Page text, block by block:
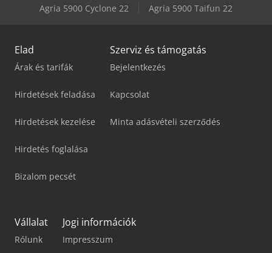
Agria 5900 Cyclone 22
Agria 5900 Taifun 22
Elad
Árak és tarifák
Hirdetések feladása
Hirdetések kezelése
Hirdetés foglalása
Bizalom pecsét
Szerviz és támogatás
Bejelentkezés
Kapcsolat
Minta adásvételi szerződés
Vállalat
Rólunk
Jogi információk
Impresszum